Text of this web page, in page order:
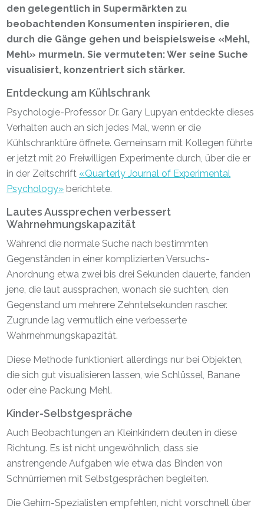
den gelegentlich in Supermärkten zu
beobachtenden Konsumenten inspirieren, die
durch die Gänge gehen und beispielsweise «Mehl,
Mehl» murmeln. Sie vermuteten: Wer seine Suche
visualisiert, konzentriert sich stärker.
Entdeckung am Kühlschrank
Psychologie-Professor Dr. Gary Lupyan entdeckte dieses
Verhalten auch an sich jedes Mal, wenn er die
Kühlschranktüre öffnete. Gemeinsam mit Kollegen führte
er jetzt mit 20 Freiwilligen Experimente durch, über die er
in der Zeitschrift «Quarterly Journal of Experimental
Psychology» berichtete.
Lautes Aussprechen verbessert
Wahrnehmungskapazität
Während die normale Suche nach bestimmten
Gegenständen in einer komplizierten Versuchs-
Anordnung etwa zwei bis drei Sekunden dauerte, fanden
jene, die laut aussprachen, wonach sie suchten, den
Gegenstand um mehrere Zehntelsekunden rascher.
Zugrunde lag vermutlich eine verbesserte
Wahrnehmungskapazität.
Diese Methode funktioniert allerdings nur bei Objekten,
die sich gut visualisieren lassen, wie Schlüssel, Banane
oder eine Packung Mehl.
Kinder-Selbstgespräche
Auch Beobachtungen an Kleinkindern deuten in diese
Richtung. Es ist nicht ungewöhnlich, dass sie
anstrengende Aufgaben wie etwa das Binden von
Schnürriemen mit Selbstgesprächen begleiten.
Die Gehirn-Spezialisten empfehlen, nicht vorschnell über